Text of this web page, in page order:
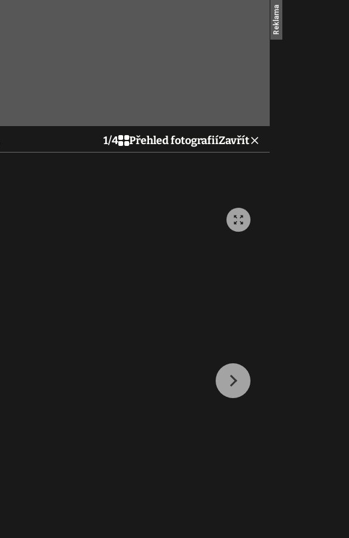
1/4 Přehled fotografiíZavřít